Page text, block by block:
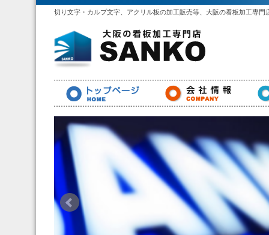
切り文字・カルプ文字、アクリル板の加工販売等、大阪の看板加工専門